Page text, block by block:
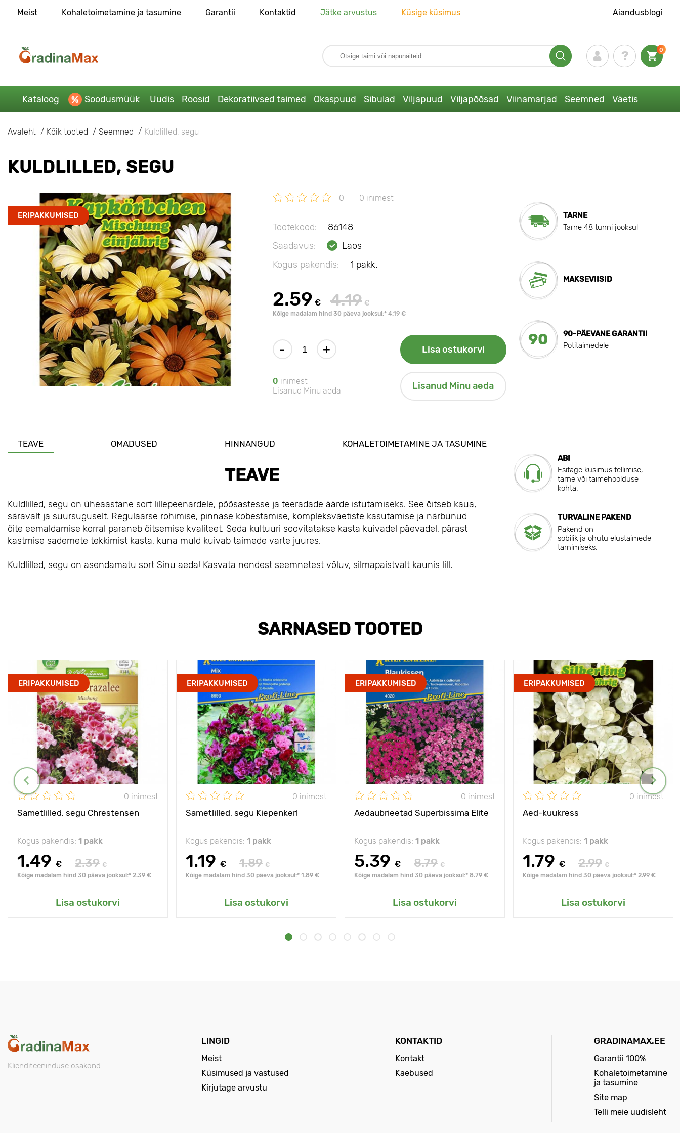
Meist Kohaletoimetamine ja tasumine Garantii Kontaktid Jätke arvustus Küsige küsimus Aiandusblogi
0
Kataloog Soodusmüük Uudis Roosid Dekoratiivsed taimed Okaspuud Sibulad Viljapuud Viljapõõsad Viinamarjad Seemned Väetis
Avaleht Kõik tooted Seemned Kuldlilled, segu
KULDLILLED, SEGU
ERIPAKKUMISED
0 0 inimest
Tootekood:
86148
Saadavus:
Laos
Kogus pakendis:
1 pakk.
2.59 € 4.19 €
Kõige madalam hind 30 päeva jooksul:* 4.19 €
- + Lisa ostukorvi
0 inimest
Lisanud Minu aeda
Lisanud Minu aeda
TARNE
Tarne 48 tunni jooksul
MAKSEVIISID
90
90-PÄEVANE GARANTII
Potitaimedele
TEAVE OMADUSED HINNANGUD KOHALETOIMETAMINE JA TASUMINE
TEAVE
Kuldlilled, segu on üheaastane sort lillepeenardele, põõsastesse ja teeradade äärde istutamiseks. See õitseb kaua,
säravalt ja suursuguselt. Regulaarse rohimise, pinnase kobestamise, kompleksväetiste kasutamise ja närbunud
õite eemaldamise korral paraneb õitsemise kvaliteet. Seda kultuuri soovitatakse kasta kuivadel päevadel, pärast
kastmise sademete tekkimist kasta, kuna muld kuivab taimede varte juures.
Kuldlilled, segu on asendamatu sort Sinu aeda! Kasvata nendest seemnetest võluv, silmapaistvalt kaunis lill.
ABI
Esitage küsimus tellimise,
tarne või taimehoolduse
kohta.
TURVALINE PAKEND
Pakend on
sobilik ja ohutu elustaimede
tarnimiseks.
SARNASED TOOTED
ERIPAKKUMISED
0 inimest
Sametlilled, segu Chrestensen
Kogus pakendis: 1 pakk
1.49 € 2.39 €
Kõige madalam hind 30 päeva jooksul:* 2.39 €
Lisa ostukorvi
ERIPAKKUMISED
0 inimest
Sametlilled, segu Kiepenkerl
Kogus pakendis: 1 pakk
1.19 € 1.89 €
Kõige madalam hind 30 päeva jooksul:* 1.89 €
Lisa ostukorvi
ERIPAKKUMISED
0 inimest
Aedaubrieetad Superbissima Elite
Kogus pakendis: 1 pakk
5.39 € 8.79 €
Kõige madalam hind 30 päeva jooksul:* 8.79 €
Lisa ostukorvi
ERIPAKKUMISED
0 inimest
Aed-kuukress
Kogus pakendis: 1 pakk
1.79 € 2.99 €
Kõige madalam hind 30 päeva jooksul:* 2.99 €
Lisa ostukorvi
Klienditeeninduse osakond
LINGID
Meist
Küsimused ja vastused
Kirjutage arvustu
KONTAKTID
Kontakt
Kaebused
GRADINAMAX.EE
Garantii 100%
Kohaletoimetamine
ja tasumine
Site map
Telli meie uudisleht